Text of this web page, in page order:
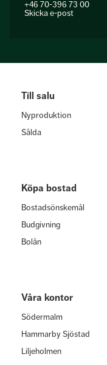
+46 70-396 73 00
Skicka e-post
Till salu
Nyproduktion
Sålda
Köpa bostad
Bostadsönskemål
Budgivning
Bolån
Våra kontor
Södermalm
Hammarby Sjöstad
Liljeholmen